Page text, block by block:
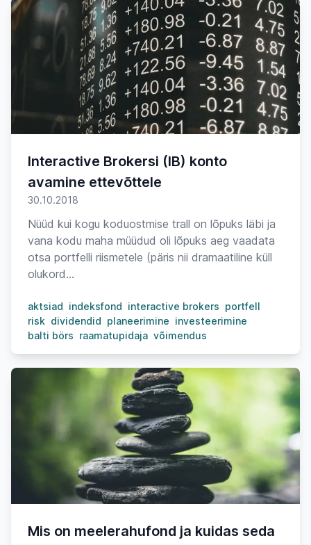
Interactive Brokersi (IB) konto
avamine ettevõttele
30.10.2018
Nüüd kui kogu koduostmise trall on lõpuks läbi ja
vana kodu maha müüdud oli lõpuks aeg vaadata
otsa portfelli riismetele (päris nii dramaatiline küll
olukord...
aktsiad indeksfond interactive brokers portfell
risk dividendid planeerimine investeerimine
balti börs raamatupidaja võimendus
Mis on meelerahufond ja kuidas seda